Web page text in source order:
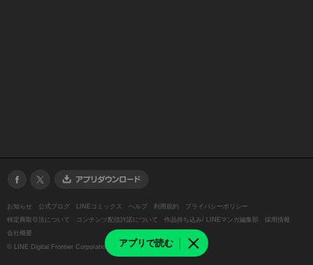
アプリで読む
お知らせ 公式ブログ LINEコミックス ヘルプ 利用規約
プライバシーポリシー
特定商取引法について
コンテンツ配信許諾について 作品持ち込み/ LINEマンガ編集部
採用情報
会社概要
© LINE Digital Frontier Corporation